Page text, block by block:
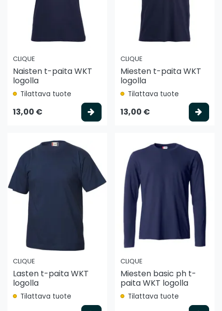
CLIQUE
Naisten t-paita WKT
logolla
Tilattava tuote
13,00 € Valitse vaihtoehto
CLIQUE
Miesten t-paita WKT
logolla
Tilattava tuote
13,00 €
CLIQUE
Lasten t-paita WKT
logolla
Tilattava tuote
CLIQUE
Miesten basic ph t-
paita WKT logolla
Tilattava tuote